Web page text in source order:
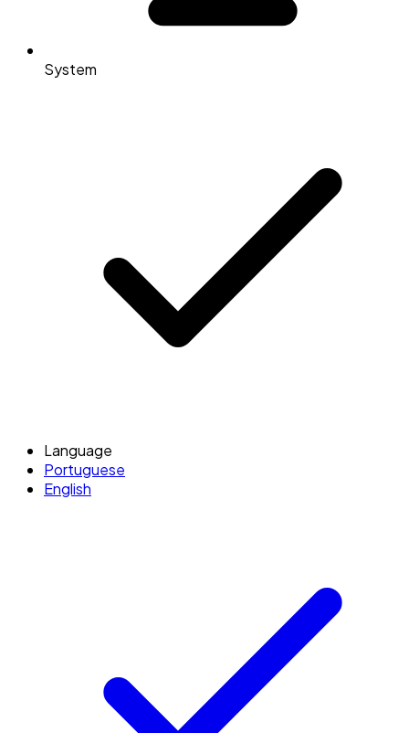
System
Language
Portuguese
English